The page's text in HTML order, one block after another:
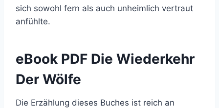
sich sowohl fern als auch unheimlich vertraut
anfühlte.
eBook PDF Die Wiederkehr
Der Wölfe
Die Erzählung dieses Buches ist reich an